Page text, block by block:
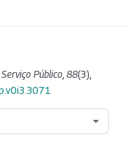
Público 88(3),